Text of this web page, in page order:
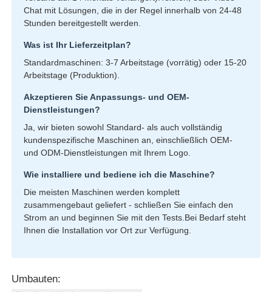
Chat mit Lösungen, die in der Regel innerhalb von 24-48
Stunden bereitgestellt werden.
Was ist Ihr Lieferzeitplan?
Standardmaschinen: 3-7 Arbeitstage (vorrätig) oder 15-20
Arbeitstage (Produktion).
Akzeptieren Sie Anpassungs- und OEM-
Dienstleistungen?
Ja, wir bieten sowohl Standard- als auch vollständig
kundenspezifische Maschinen an, einschließlich OEM-
und ODM-Dienstleistungen mit Ihrem Logo.
Wie installiere und bediene ich die Maschine?
Die meisten Maschinen werden komplett
zusammengebaut geliefert - schließen Sie einfach den
Strom an und beginnen Sie mit den Tests.Bei Bedarf steht
Ihnen die Installation vor Ort zur Verfügung.
Umbauten: